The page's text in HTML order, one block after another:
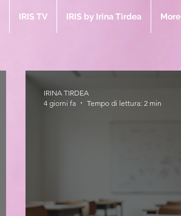
IRIS TV IRIS by Irina Tirdea More
IRINA TIRDEA
4 giorni fa
Tempo di lettura: 2 min